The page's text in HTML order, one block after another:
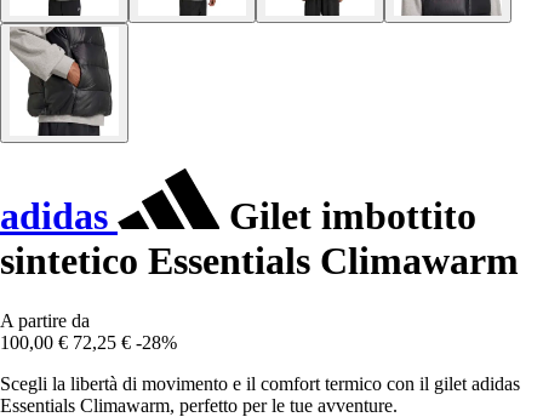
adidas
Gilet imbottito
sintetico Essentials Climawarm
A partire da
100,00 € 72,25 € -28%
Scegli la libertà di movimento e il comfort termico con il gilet adidas
Essentials Climawarm, perfetto per le tue avventure.